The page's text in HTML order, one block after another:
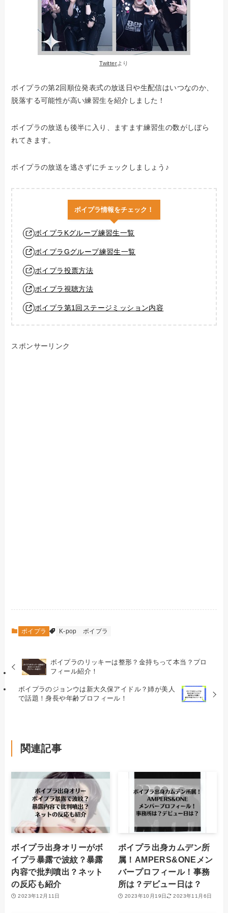
Twitterより
ボイプラの第2回順位発表式の放送日や生配信はいつなのか、
脱落する可能性が高い練習生を紹介しました！
ボイプラの放送も後半に入り、ますます練習生の数がしぼら
れてきます。
ボイプラの放送を逃さずにチェックしましょう♪
ボイプラ情報をチェック！
ボイプラKグループ練習生一覧
ボイプラGグループ練習生一覧
ボイプラ投票方法
ボイプラ視聴方法
ボイプラ第1回ステージミッション内容
スポンサーリンク
ボイプラ K-pop ボイプラ
ボイプラのリッキーは整形？金持ちって本当？プロ
フィール紹介！
ボイプラのジョンウは新大久保アイドル？姉が美人
で話題！身長や年齢プロフィール！
関連記事
ボイプラ出身オリーがボ
イプラ暴露で波紋？暴露
内容で批判噴出？ネット
の反応も紹介
2023年12月11日
ボイプラ出身カムデン所
属！AMPERS&ONEメン
バープロフィール！事務
所は？デビュー日は？
2023年10月19日 2023年11月6日